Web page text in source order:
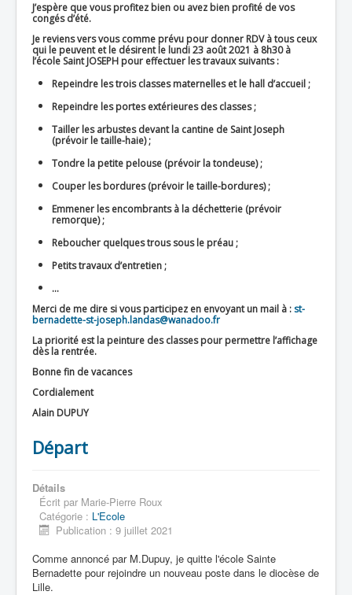
J’espère que vous profitez bien ou avez bien profité de vos
congés d’été.
Je reviens vers vous comme prévu pour donner RDV à tous ceux
qui le peuvent et le désirent le lundi 23 août 2021 à 8h30 à
l’école Saint JOSEPH pour effectuer les travaux suivants :
Repeindre les trois classes maternelles et le hall d’accueil ;
Repeindre les portes extérieures des classes ;
Tailler les arbustes devant la cantine de Saint Joseph
(prévoir le taille-haie) ;
Tondre la petite pelouse (prévoir la tondeuse) ;
Couper les bordures (prévoir le taille-bordures) ;
Emmener les encombrants à la déchetterie (prévoir
remorque) ;
Reboucher quelques trous sous le préau ;
Petits travaux d’entretien ;
…
Merci de me dire si vous participez en envoyant un mail à :st-
bernadette-st-joseph.landas@wanadoo.fr
La priorité est la peinture des classes pour permettre l’affichage
dès la rentrée.
Bonne fin de vacances
Cordialement
Alain DUPUY
Départ
Détails
Écrit par Marie-Pierre Roux
Catégorie : L'Ecole
Publication : 9 juillet 2021
Comme annoncé par M.Dupuy, je quitte l'école Sainte
Bernadette pour rejoindre un nouveau poste dans le diocèse de
Lille.